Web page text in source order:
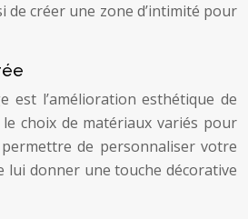
de créer une zone d’intimité pour
est l’amélioration esthétique de
choix de matériaux variés pour
de personnaliser votre
lui donner une touche décorative